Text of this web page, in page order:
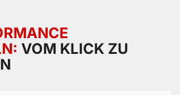
VOM KLICK ZU